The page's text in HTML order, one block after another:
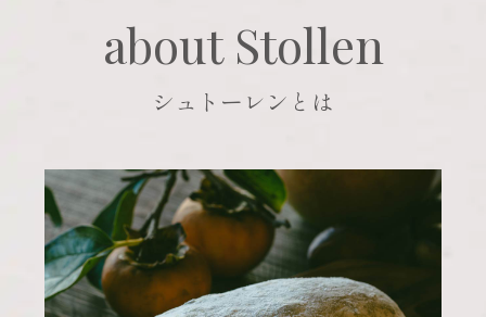
about Stollen
シュトーレンとは